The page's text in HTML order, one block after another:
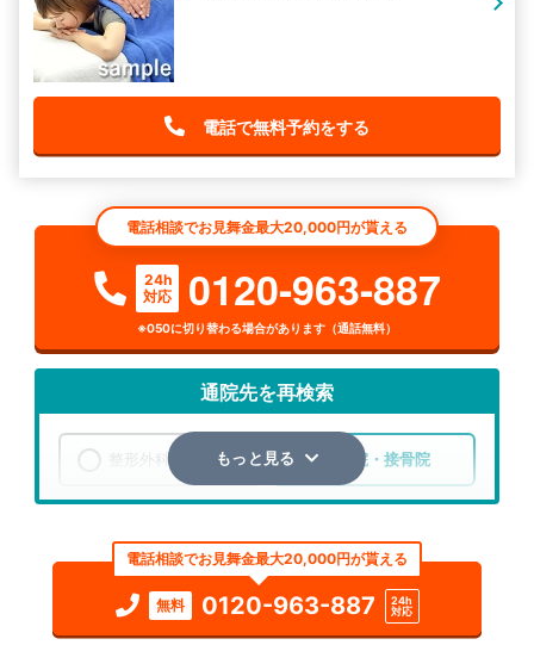
電話で無料予約をする
電話相談でお見舞金最大20,000円が貰える
24h
対応
0120-963-887
※050に切り替わる場合があります（通話無料）
通院先を再検索
整形外科 整骨院・接骨院
検索する
もっと見る
電話相談でお見舞金最大20,000円が貰える
無料 0120-963-887
24h
対応